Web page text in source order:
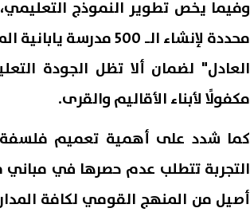
وفيما يخص تطوير النموذج التعليمي،
محددة لإنشاء الـ 500
العادل" لضمان ألا تظل الجودة
مكفولًا لأبناء الأقاليم والقرى.
كما شدد على أهمية تعميم فلسفة
التجربة تتطلب عدم حصرها في
أصيل من المنهج القومي لكافة